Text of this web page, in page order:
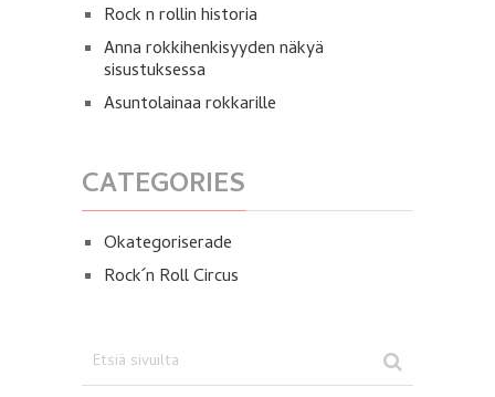
Rock n rollin historia
Anna rokkihenkisyyden näkyä
sisustuksessa
Asuntolainaa rokkarille
CATEGORIES
Okategoriserade
Rock´n Roll Circus